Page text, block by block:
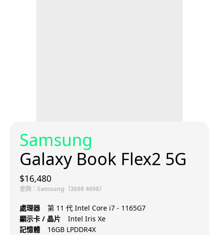
Samsung
Galaxy Book Flex2 5G
$16,480
查詢：Samsung（3698 4698）
處理器
第 11 代 Intel Core i7 - 1165G7
顯示卡 / 晶片
Intel Iris Xe
記憶體
16GB LPDDR4X